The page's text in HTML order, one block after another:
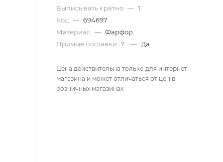
Выписывать кратно — 1
Код — 694697
Материал — Фарфор
Прямые поставки
? — Да
Цена действительна только для интернет-
магазина и может отличаться от цен в
розничных магазинах